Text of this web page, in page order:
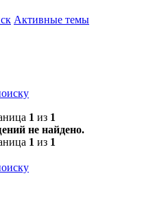
Активные темы
1 из 1
не найдено.
1 из 1